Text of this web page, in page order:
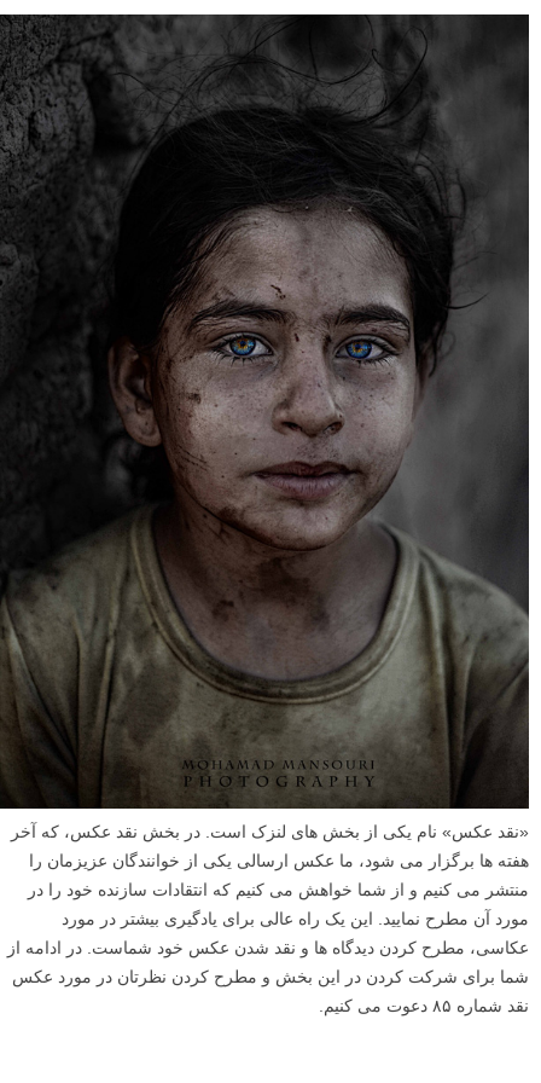
«نقد عکس» نام یکی از بخش های لنزک است. در بخش نقد عکس، که آخر
هفته ها برگزار می شود، ما عکس ارسالی یکی از خوانندگان عزیزمان را
منتشر می کنیم و از شما خواهش می کنیم که انتقادات سازنده خود را در
مورد آن مطرح نمایید. این یک راه عالی برای یادگیری بیشتر در مورد
عکاسی، مطرح کردن دیدگاه ها و نقد شدن عکس خود شماست. در ادامه از
شما برای شرکت کردن در این بخش و مطرح کردن نظرتان در مورد عکس
نقد شماره ۸۵ دعوت می کنیم.